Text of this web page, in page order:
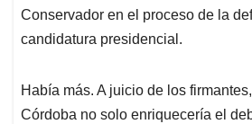
Conservador en el proceso de la
candidatura presidencial.
Había más. A juicio de los
Córdoba no solo enriquecería el